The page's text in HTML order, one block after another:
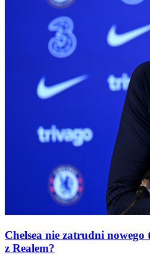
Chelsea nie zatrudni
z Realem?